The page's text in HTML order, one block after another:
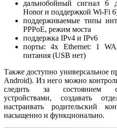
дальнобойный сигнал 6
Honor и поддержкой Wi-Fi
поддерживаемые типы
PPPoE, режим моста
поддержка IPv4 и IPv6
порты: 4x Ethernet: 1
питания (USB нет)
Также доступно универсальное
Android). Из него можно
следить за состоянием
устройствами, создавать
настраивать
насыщенно и функционально.